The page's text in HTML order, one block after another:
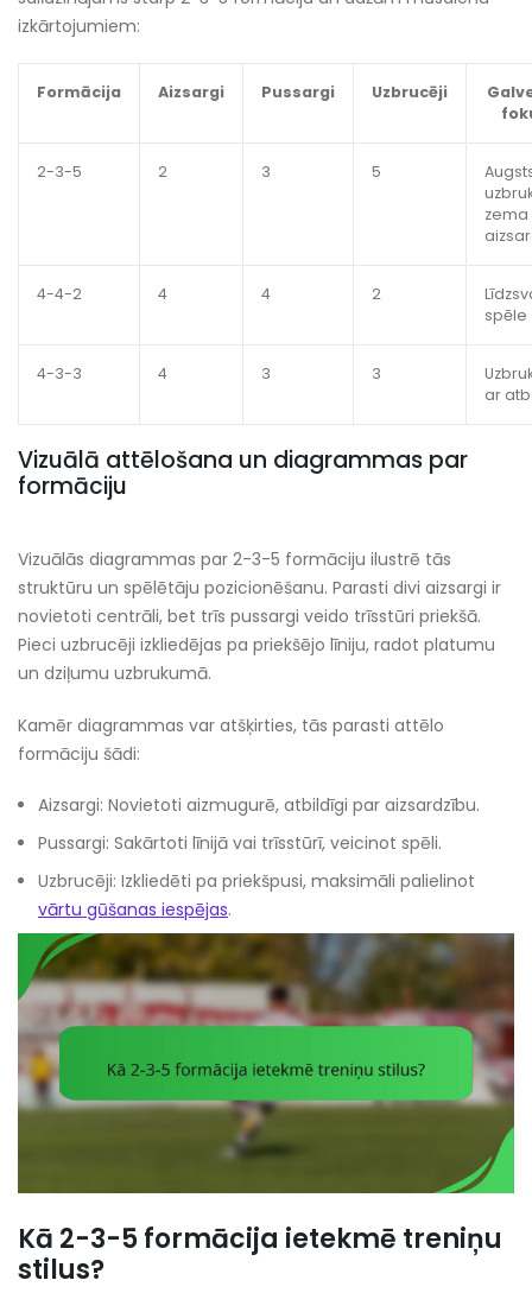
izkārtojumiem:
Formācija Aizsargi Pussargi Uzbrucēji
2-3-5 2 3 5
zema
4-4-2 4 4 2
spēle
4-3-3 4 3 3
ar
Vizuālā attēlošana un diagrammas par
formāciju
Vizuālās diagrammas par 2-3-5 formāciju ilustrē tās
struktūru un spēlētāju pozicionēšanu. Parasti divi aizsargi ir
novietoti centrāli, bet trīs pussargi veido trīsstūri priekšā.
Pieci uzbrucēji izkliedējas pa priekšējo līniju, radot platumu
un dziļumu uzbrukumā.
Kamēr diagrammas var atšķirties, tās parasti attēlo
formāciju šādi:
Aizsargi: Novietoti aizmugurē, atbildīgi par aizsardzību.
Pussargi: Sakārtoti līnijā vai trīsstūrī, veicinot spēli.
Uzbrucēji: Izkliedēti pa priekšpusi, maksimāli palielinot
vārtu gūšanas iespējas.
Kā 2-3-5 formācija ietekmē treniņu
stilus?